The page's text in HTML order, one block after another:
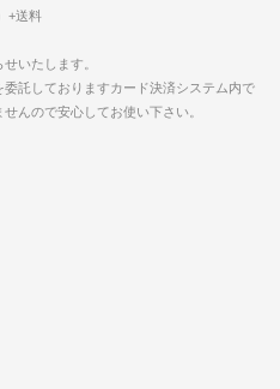
料
いたします。
託しておりますカード決済システム内で
んので安心してお使い下さい。